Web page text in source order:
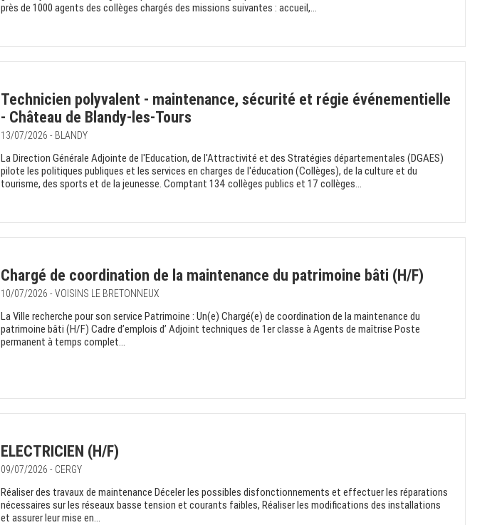
près de 1000 agents des collèges chargés des missions suivantes : accueil,...
Technicien polyvalent - maintenance, sécurité et régie événementielle
- Château de Blandy-les-Tours
13/07/2026 - BLANDY
La Direction Générale Adjointe de l'Education, de l'Attractivité et des Stratégies départementales (DGAES)
pilote les politiques publiques et les services en charges de l'éducation (Collèges), de la culture et du
tourisme, des sports et de la jeunesse. Comptant 134 collèges publics et 17 collèges...
Chargé de coordination de la maintenance du patrimoine bâti (H/F)
10/07/2026 - VOISINS LE BRETONNEUX
La Ville recherche pour son service Patrimoine : Un(e) Chargé(e) de coordination de la maintenance du
patrimoine bâti (H/F) Cadre d’emplois d’ Adjoint techniques de 1er classe à Agents de maîtrise Poste
permanent à temps complet...
ELECTRICIEN (H/F)
09/07/2026 - CERGY
Réaliser des travaux de maintenance Déceler les possibles disfonctionnements et effectuer les réparations
nécessaires sur les réseaux basse tension et courants faibles, Réaliser les modifications des installations
et assurer leur mise en...